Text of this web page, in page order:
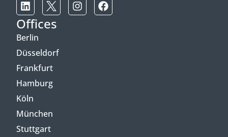
Offices
Berlin
Düsseldorf
Frankfurt
Hamburg
Köln
München
Stuttgart